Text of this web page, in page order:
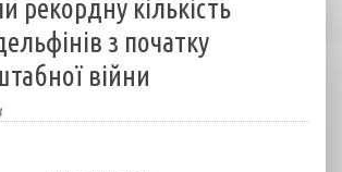
рекордну кількість
з початку
війни